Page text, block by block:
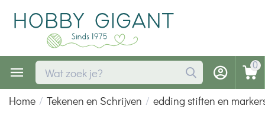
0
Home / Tekenen en Schrijven / edding stiften en